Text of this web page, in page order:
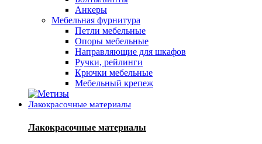
Анкеры
Мебельная фурнитура
Петли мебельные
Опоры мебельные
Направляющие для шкафов
Ручки, рейлинги
Крючки мебельные
Мебельный крепеж
Лакокрасочные материалы
Лакокрасочные материалы